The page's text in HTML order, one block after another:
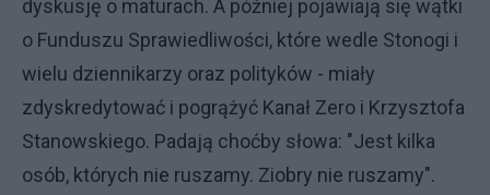
dyskusję o maturach. A później pojawiają się wątki
o Funduszu Sprawiedliwości, które wedle Stonogi i
wielu dziennikarzy oraz polityków - miały
zdyskredytować i pogrążyć Kanał Zero i Krzysztofa
Stanowskiego. Padają choćby słowa: "Jest kilka
osób, których nie ruszamy. Ziobry nie ruszamy".